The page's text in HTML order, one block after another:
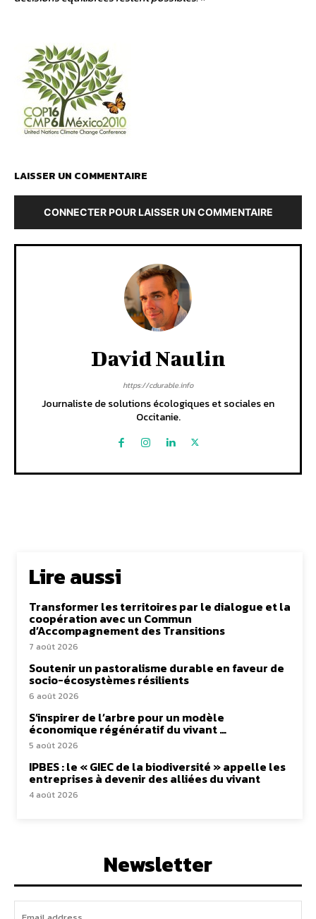
LAISSER UN COMMENTAIRE
CONNECTER POUR LAISSER UN COMMENTAIRE
David Naulin
https://cdurable.info
Journaliste de solutions écologiques et sociales en
Occitanie.
Lire aussi
Transformer les territoires par le dialogue et la
coopération avec un Commun
d’Accompagnement des Transitions
7 août 2026
Soutenir un pastoralisme durable en faveur de
socio-écosystèmes résilients
6 août 2026
S’inspirer de l’arbre pour un modèle
économique régénératif du vivant …
5 août 2026
IPBES : le « GIEC de la biodiversité » appelle les
entreprises à devenir des alliées du vivant
4 août 2026
Newsletter